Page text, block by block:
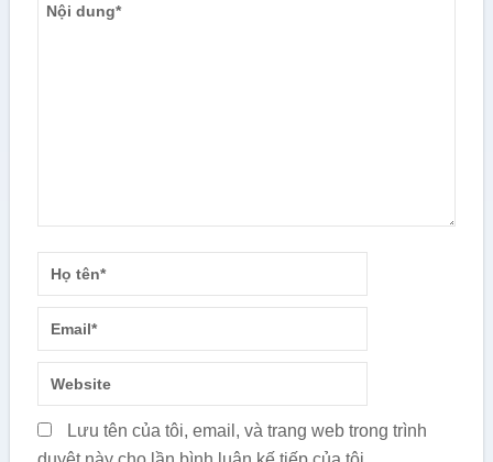
Lưu tên của tôi, email, và trang web trong trình